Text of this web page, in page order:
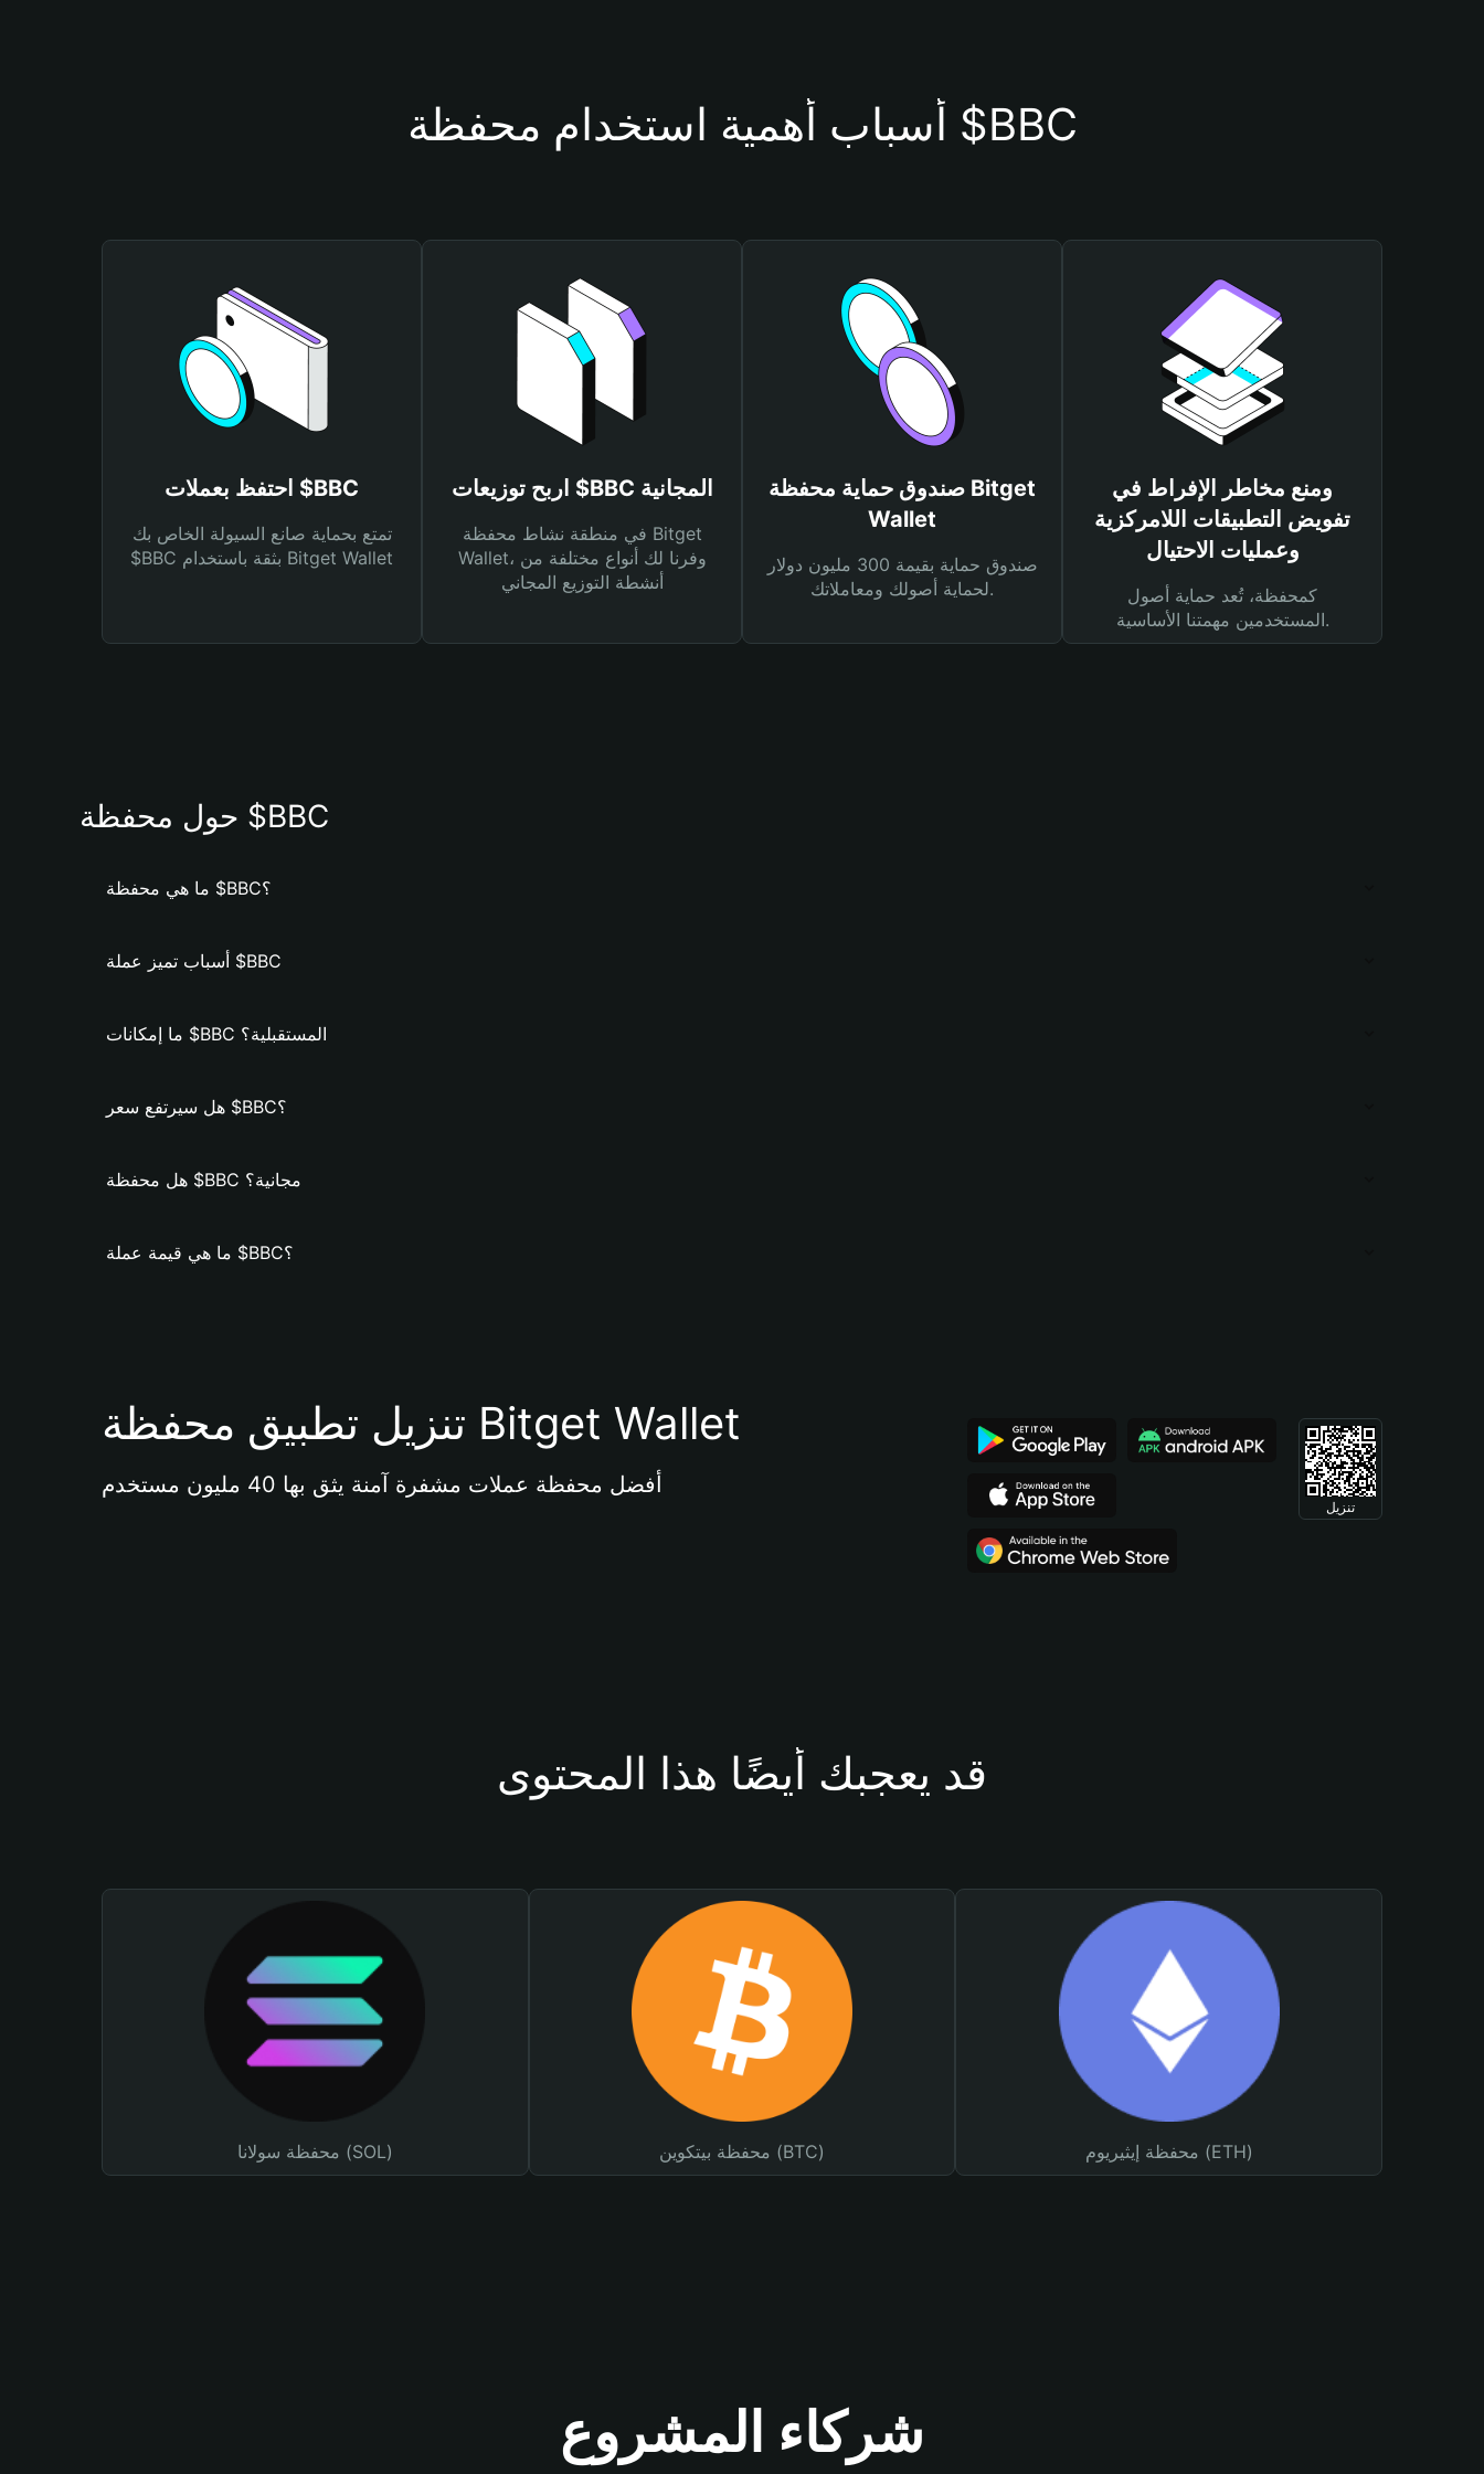
أسباب أهمية استخدام محفظة $BBC
احتفظ بعملات $BBC
تمتع بحماية صانع السيولة الخاص بك
$BBC بثقة باستخدام Bitget Wallet
اربح توزيعات $BBC المجانية
في منطقة نشاط محفظة Bitget
Wallet، وفرنا لك أنواع مختلفة من
أنشطة التوزيع المجاني
صندوق حماية محفظة Bitget
Wallet
صندوق حماية بقيمة 300 مليون دولار
لحماية أصولك ومعاملاتك.
ومنع مخاطر الإفراط في
تفويض التطبيقات اللامركزية
وعمليات الاحتيال
كمحفظة، تُعد حماية أصول
المستخدمين مهمتنا الأساسية.
حول محفظة $BBC
ما هي محفظة $BBC؟
أسباب تميز عملة $BBC
ما إمكانات $BBC المستقبلية؟
هل سيرتفع سعر $BBC؟
هل محفظة $BBC مجانية؟
ما هي قيمة عملة $BBC؟
تنزيل تطبيق محفظة Bitget Wallet
أفضل محفظة عملات مشفرة آمنة يثق بها 40 مليون مستخدم
تنزيل
قد يعجبك أيضًا هذا المحتوى
محفظة سولانا (SOL) محفظة بيتكوين (BTC) محفظة إيثيريوم (ETH)
شركاء المشروع